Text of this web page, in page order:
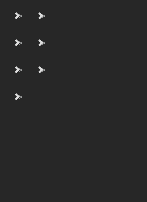
"> ">
"> ">
"> ">
">